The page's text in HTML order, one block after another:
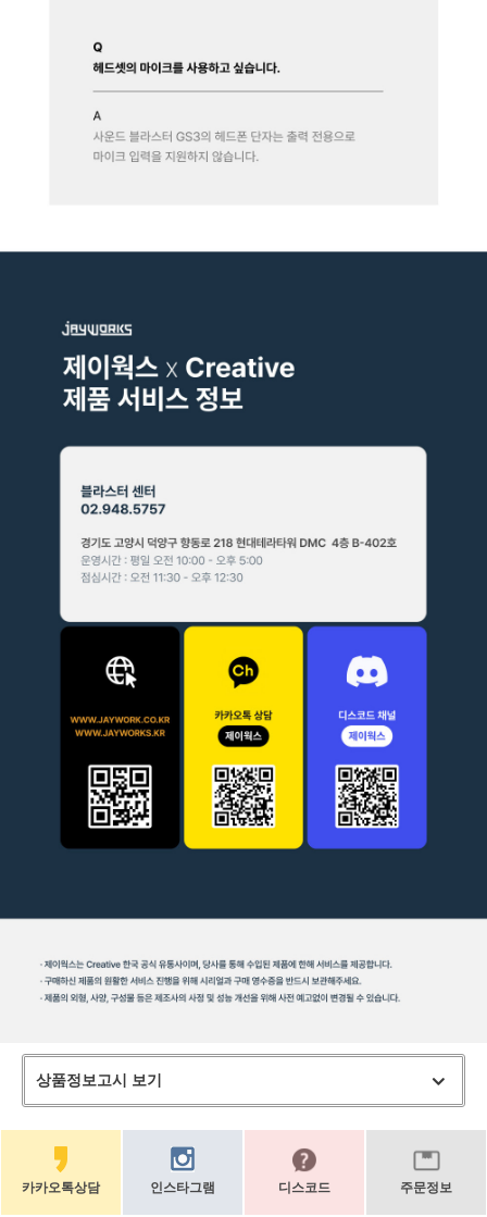
상품정보고시 보기
카카오톡상담 인스타그램 디스코드 주문정보